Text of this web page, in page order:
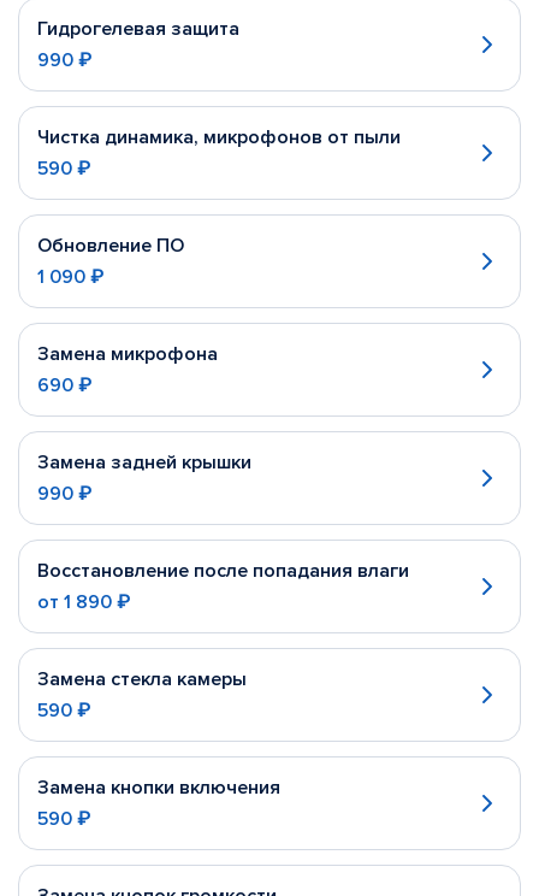
Гидрогелевая защита
990 ₽
Чистка динамика, микрофонов от пыли
590 ₽
Обновление ПО
1 090 ₽
Замена микрофона
690 ₽
Замена задней крышки
990 ₽
Восстановление после попадания влаги
от 1 890 ₽
Замена стекла камеры
590 ₽
Замена кнопки включения
590 ₽